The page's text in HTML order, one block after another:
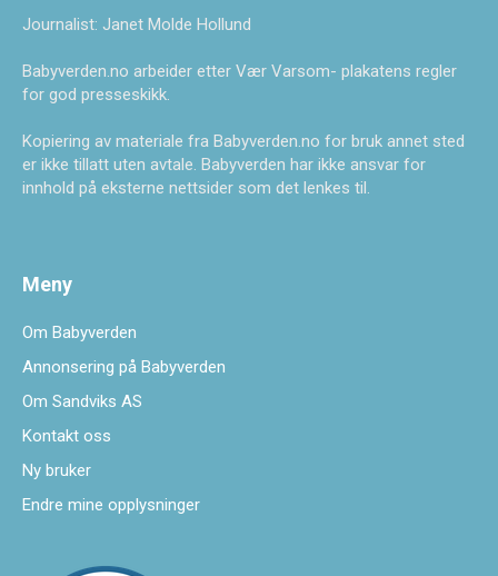
Journalist: Janet Molde Hollund
Babyverden.no arbeider etter Vær Varsom- plakatens regler
for god presseskikk.
Kopiering av materiale fra Babyverden.no for bruk annet sted
er ikke tillatt uten avtale. Babyverden har ikke ansvar for
innhold på eksterne nettsider som det lenkes til.
Meny
Om Babyverden
Annonsering på Babyverden
Om Sandviks AS
Kontakt oss
Ny bruker
Endre mine opplysninger